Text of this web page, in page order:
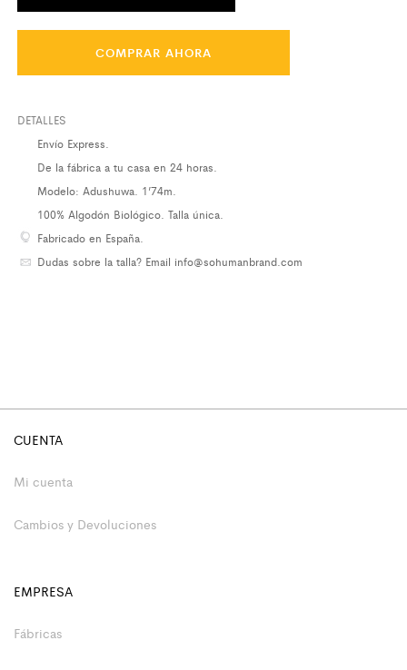
COMPRAR AHORA
DETALLES
Envío Express.
De la fábrica a tu casa en 24 horas.
Modelo: Adushuwa. 1’74m.
100% Algodón Biológico. Talla única.
Fabricado en España.
Dudas sobre la talla? Email info@sohumanbrand.com
CUENTA
Mi cuenta
Cambios y Devoluciones
EMPRESA
Fábricas